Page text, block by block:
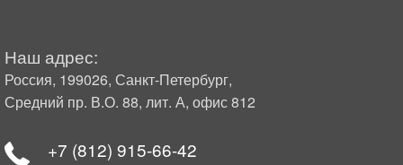
Наш адрес:
Россия, 199026, Санкт-Петербург,
Средний пр. В.О. 88, лит. А, офис 812
+7 (812) 915-66-42